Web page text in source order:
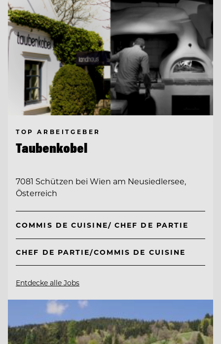
TOP ARBEITGEBER
Taubenkobel
7081 Schützen bei Wien am Neusiedlersee,
Österreich
COMMIS DE CUISINE/ CHEF DE PARTIE
CHEF DE PARTIE/COMMIS DE CUISINE
Entdecke alle Jobs